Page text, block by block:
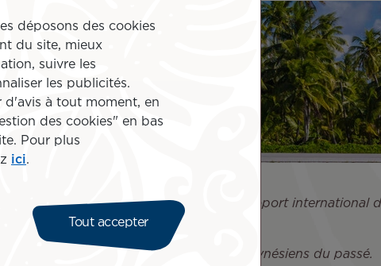
en Polynésie française, basée à l’aéroport international
dans celle des grands navigateurs polynésiens du passé.
déposons des cookies
du site, mieux
suivre les
les publicités.
d'avis à tout moment, en
des cookies" en bas
Pour plus
ici.
Tout accepter